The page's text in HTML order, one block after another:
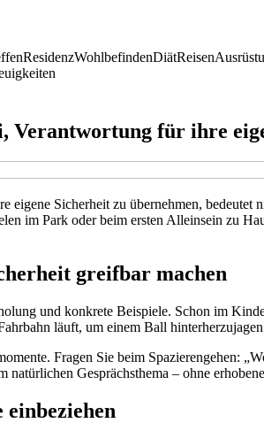
ResidenzWohlbefindenDiätReisen
Verantwortung für ihre
eigene Sicherheit zu übernehmen,
im Park oder beim ersten Alleinsein zu
greifbar machen
und konkrete Beispiele. Schon im
läuft, um einem Ball
Fragen Sie beim Spazierengehen:
natürlichen Gesprächsthema – ohne